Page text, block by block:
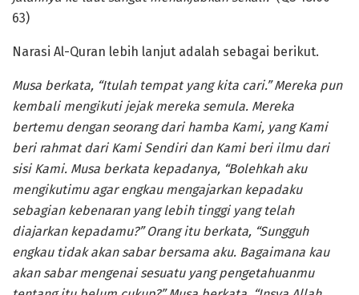
63)
Narasi Al-Quran lebih lanjut adalah sebagai berikut.
Musa berkata, “Itulah tempat yang kita cari.” Mereka pun
kembali mengikuti jejak mereka semula. Mereka
bertemu dengan seorang dari hamba Kami, yang Kami
beri rahmat dari Kami Sendiri dan Kami beri ilmu dari
sisi Kami. Musa berkata kepadanya, “Bolehkah aku
mengikutimu agar engkau mengajarkan kepadaku
sebagian kebenaran yang lebih tinggi yang telah
diajarkan kepadamu?” Orang itu berkata, “Sungguh
engkau tidak akan sabar bersama aku. Bagaimana kau
akan sabar mengenai sesuatu yang pengetahuanmu